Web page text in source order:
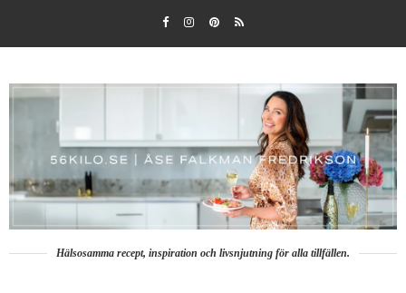
Hälsosamma recept, inspiration och livsnjutning för alla tillfällen.